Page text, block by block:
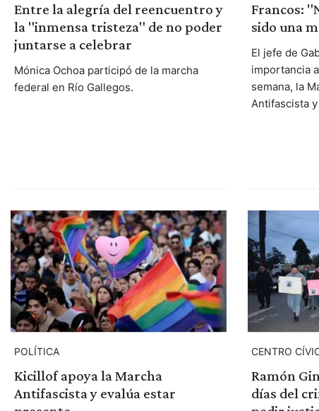
Entre la alegría del reencuentro y
la "inmensa tristeza" de no poder
juntarse a celebrar
Mónica Ochoa participó de la marcha
federal en Río Gallegos.
Francos:
sido una
El jefe de
importancia
semana, la
Antifascista
POLÍTICA
Kicillof apoya la Marcha
Antifascista y evalúa estar
CENTRO
Ramón
días del